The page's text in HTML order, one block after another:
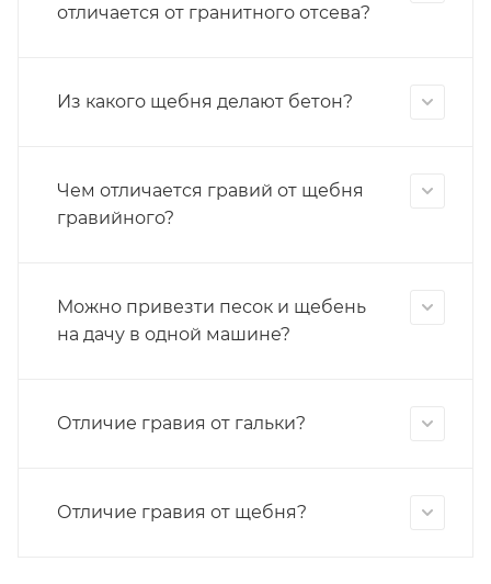
отличается от гранитного отсева?
Из какого щебня делают бетон?
Чем отличается гравий от щебня
гравийного?
Можно привезти песок и щебень
на дачу в одной машине?
Отличие гравия от гальки?
Отличие гравия от щебня?